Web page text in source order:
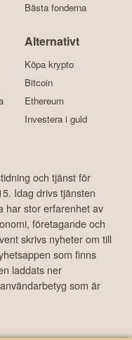
Bästa fonderna
Alternativt
Köpa krypto
Bitcoin
Ethereum
Investera i guld
och tjänst för
Idag drivs tjänsten
har stor erfarenhet av
företagande och
skrivs nyheter om till
som finns
laddats ner
som är